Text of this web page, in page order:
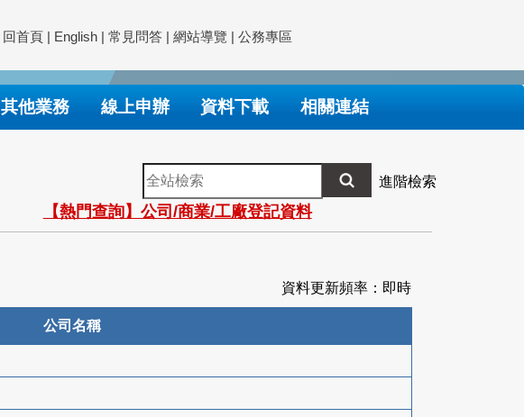
回首頁 | English | 常見問答 | 網站導覽 | 公務專區
其他業務 線上申辦 資料下載 相關連結
全
站
檢
索
進階檢索
【熱門查詢】公司/商業/工廠登記資料
資料更新頻率：即時
公司名稱